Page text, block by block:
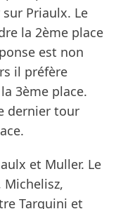
Priaulx. Le
la 2ème place
est non
il préfère
3ème place.
dernier tour
et Muller. Le
Tarquini et